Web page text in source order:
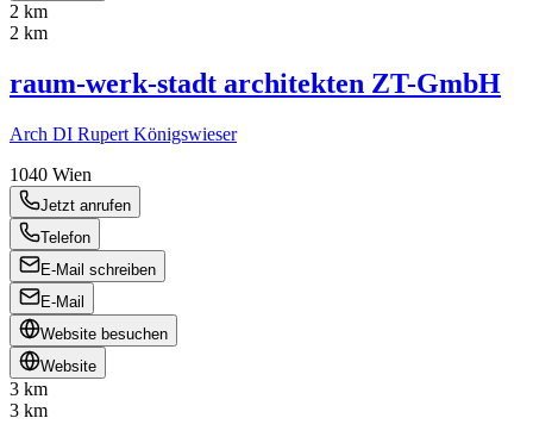
2 km
2 km
raum-werk-stadt architekten ZT-GmbH
Arch DI Rupert Königswieser
1040 Wien
Jetzt anrufen
Telefon
E-Mail schreiben
E-Mail
Website besuchen
Website
3 km
3 km